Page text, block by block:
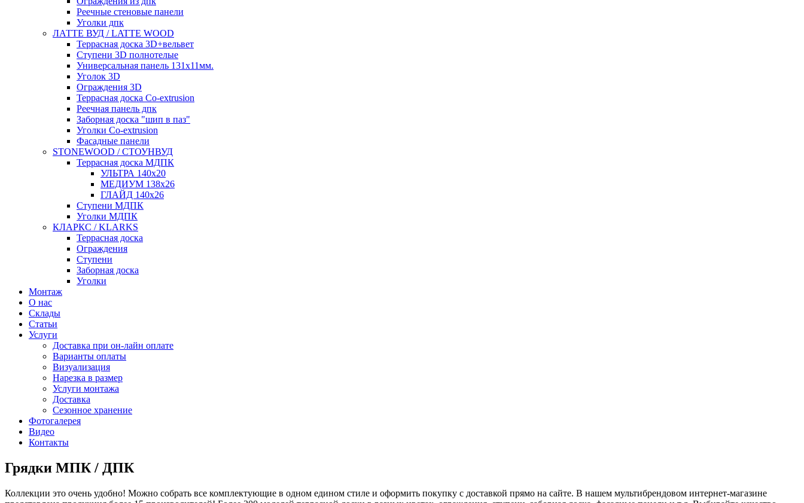
Реечные стеновые панели
Уголки дпк
ЛАТТЕ ВУД / LATTE WOOD
Террасная доска 3D+вельвет
Ступени 3D полнотелые
Универсальная панель 131x11мм.
Уголок 3D
Ограждения 3D
Террасная доска Co-extrusion
Реечная панель дпк
Заборная доска "шип в паз"
Уголки Co-extrusion
Фасадные панели
STONEWOOD / СТОУНВУД
Террасная доска МДПК
УЛЬТРА 140x20
МЕДИУМ 138x26
ГЛАЙД 140x26
Ступени МДПК
Уголки МДПК
КЛАРКС / KLARKS
Террасная доска
Ограждения
Ступени
Заборная доска
Уголки
Монтаж
О нас
Склады
Статьи
Услуги
Доставка при он-лайн оплате
Варианты оплаты
Визуализация
Нарезка в размер
Услуги монтажа
Доставка
Сезонное хранение
Фотогалерея
Видео
Контакты
Грядки МПК / ДПК
Коллекции это очень удобно! Можно собрать все комплектующие в одном едином стиле и оформить покупку с доставкой прямо на сайте. В нашем мультибрендовом интернет-магазине